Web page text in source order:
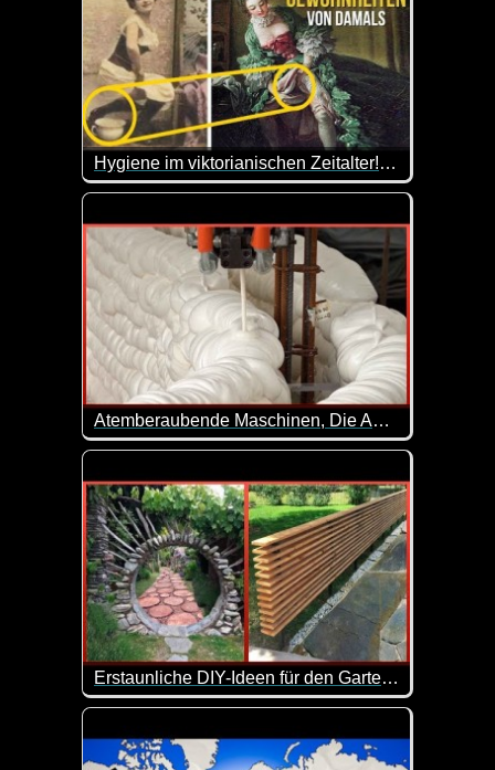
Hygiene im viktorianischen Zeitalter! Wie haben Frauen in diesen Kleidern die Toilette benutzt?
Wie haben die Hygiene-Praktiken wohl damals
Atemberaubende Maschinen, Die Auf Einem Anderen Level Sind - 2
In unserer postindustriellen Welt stoßen wir an
Erstaunliche DIY-Ideen für den Garten, die Ihr Zuhause aufwerten - 3
Ein Hinterhof ist ein kleiner Außenbereich, der